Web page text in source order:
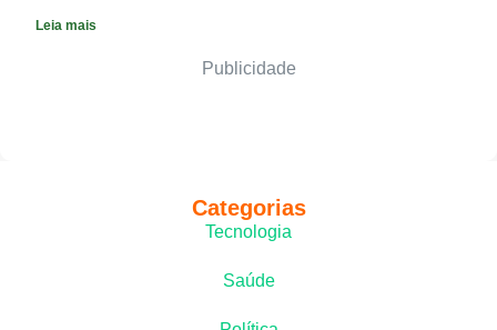
Leia mais
Publicidade
Categorias
Tecnologia
Saúde